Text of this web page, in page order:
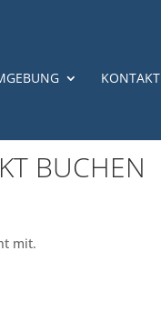
KONTAKT
BUCHEN
mit.